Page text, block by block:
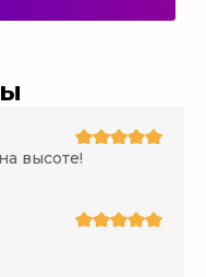
высоте!